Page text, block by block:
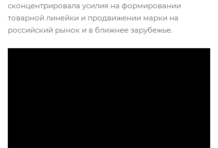
сконцентрировала усилия на формировании
товарной линейки и продвижении марки на
российский рынок и в ближнее зарубежье.